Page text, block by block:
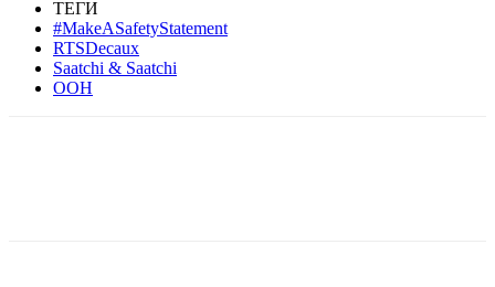
ТЕГИ
#MakeASafetyStatement
RTSDecaux
Saatchi & Saatchi
ООН